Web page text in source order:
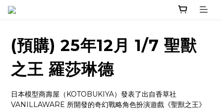
(預購) 25年12月 1/7 聖獸
之王 羅莎琳德
日本模型商壽屋（KOTOBUKIYA）發表了出自香草社
VANILLAWARE 所開發的奇幻戰略角色扮演遊戲《聖獸之王》